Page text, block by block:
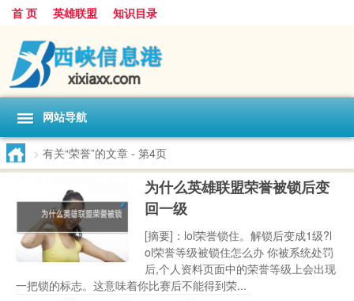
首 页 英雄联盟 知识目录
网站导航
> 有关“荣誉”的文章 - 第4页
为什么英雄联盟荣誉被锁后变
回一级
[摘要]：lol荣誉锁住。解锁后变成1级?l
ol荣誉等级被锁住怎么办 你被系统处罚
后,个人资料页面中的荣誉等级上会出现
一把锁的标志。这意味着你比赛后不能得到荣...